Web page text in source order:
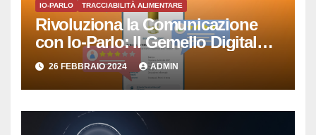
IO-PARLO TRACCIABILITÀ ALIMENTARE
Rivoluziona la Comunicazione
con Io-Parlo: Il Gemello Digitale
che Semplicemente Parla
26 FEBBRAIO 2024 ADMIN